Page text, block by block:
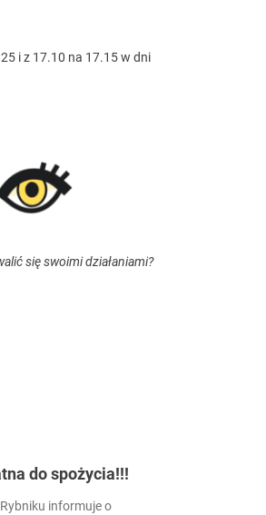
i z 17.10 na 17.15 w dni
się swoimi działaniami?
do spożycia!!!
informuje o